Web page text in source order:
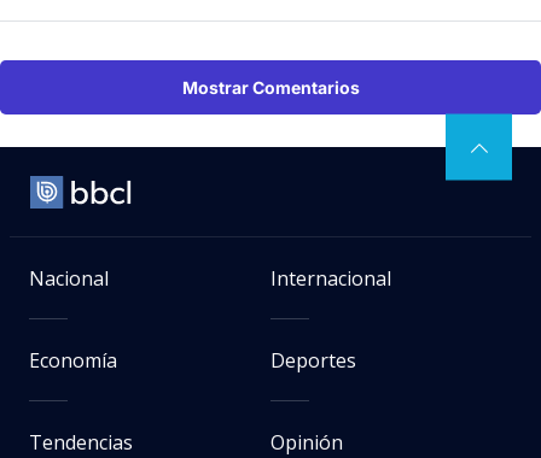
Mostrar Comentarios
Nacional Internacional
Economía Deportes
Tendencias Opinión